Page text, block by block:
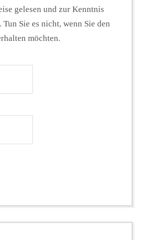
gelesen und zur Kenntnis
Tun Sie es nicht, wenn Sie den
möchten.